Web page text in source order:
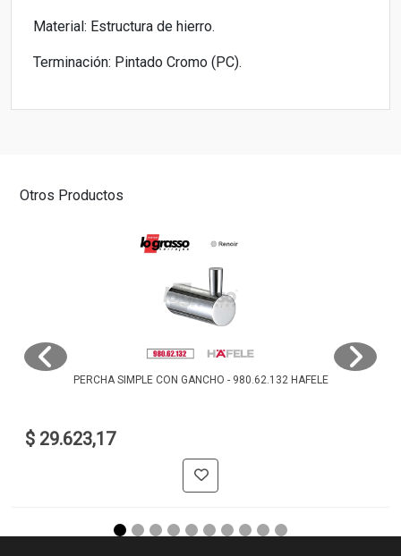
Material: Estructura de hierro.
Terminación: Pintado Cromo (PC).
Otros Productos
PERCHA SIMPLE CON GANCHO - 980.62.132 HAFELE
$ 29.623,17